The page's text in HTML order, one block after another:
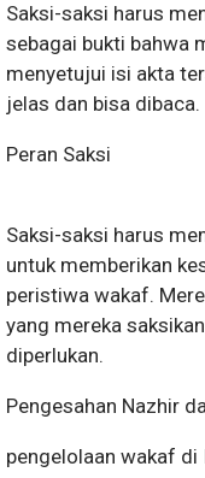
Saksi-saksi harus
sebagai bukti bahwa
menyetujui isi akta
jelas dan bisa dibaca.
Peran Saksi
Saksi-saksi harus
untuk memberikan
peristiwa wakaf.
yang mereka
diperlukan.
Pengesahan Nazhir
pengelolaan wakaf di